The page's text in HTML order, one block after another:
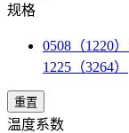
规格
0508（1220
1225（3264）
重置
温度系数